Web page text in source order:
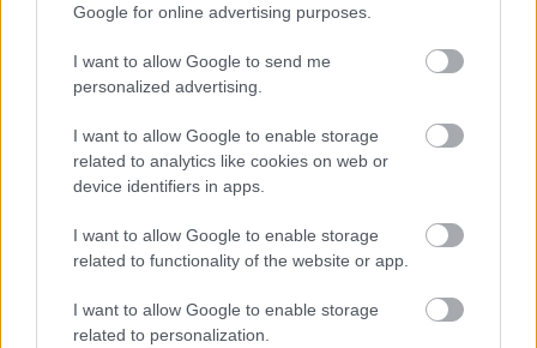
Google for online advertising purposes.
I want to allow Google to send me
personalized advertising.
I want to allow Google to enable storage
related to analytics like cookies on web or
device identifiers in apps.
I want to allow Google to enable storage
related to functionality of the website or app.
I want to allow Google to enable storage
related to personalization.
Hogy áll a Westbahn?
Balogh Zsolt•2024. február 06.
Ausztria legforgalmasabb és legfontosabb
vasútvonala a Westbahn, mely Bécsből kiindulva
több fontos nagyvárost köt össze. A vonal St.
Pöltenen, Linzen, Welsen át vezet Salzburgba.
Fejlesztése évek óta folyamatos, a cél az, hogy